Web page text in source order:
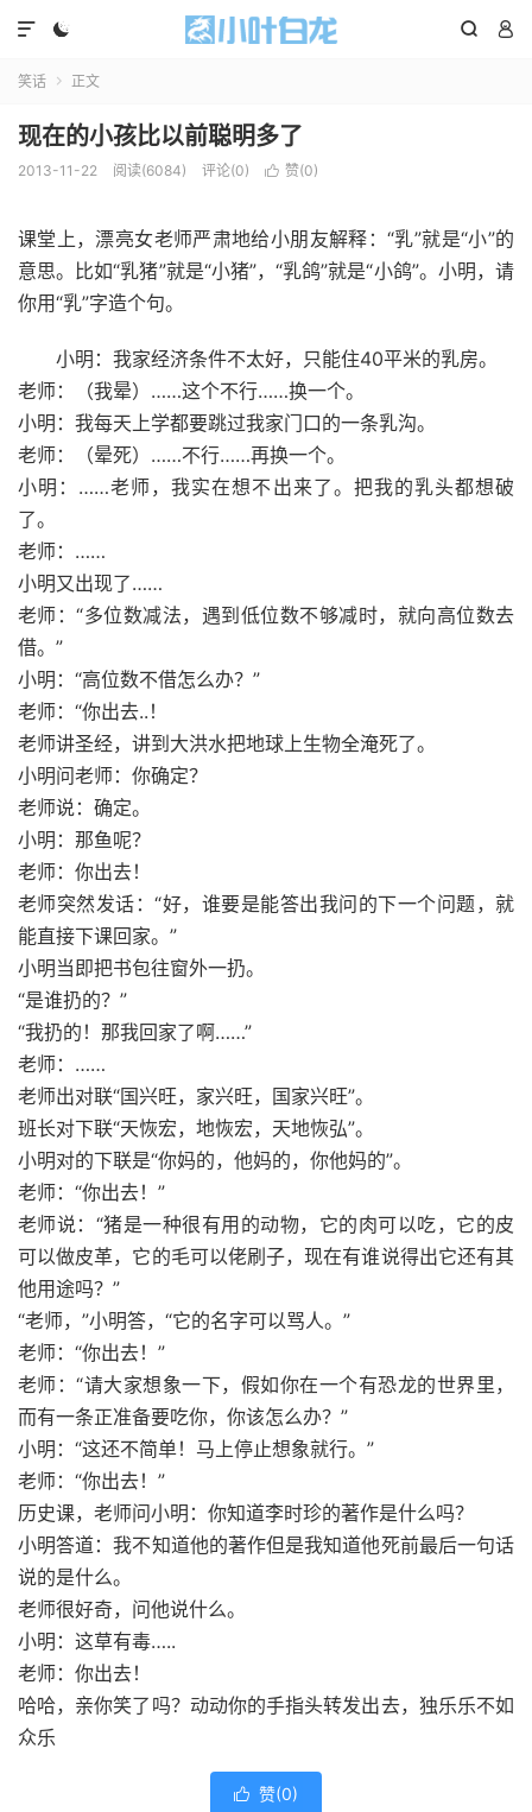
  

笑话  正文
现在的小孩比以前聪明多了
2013-11-22 阅读(6084) 评论(0)  赞(0)
课堂上，漂亮女老师严肃地给小朋友解释：“乳”就是“小”的
意思。比如“乳猪”就是“小猪”，“乳鸽”就是“小鸽”。小明，请
你用“乳”字造个句。
小明：我家经济条件不太好，只能住40平米的乳房。
老师：（我晕）……这个不行……换一个。
小明：我每天上学都要跳过我家门口的一条乳沟。
老师：（晕死）……不行……再换一个。
小明：……老师，我实在想不出来了。把我的乳头都想破
了。
老师：……
小明又出现了……
老师：“多位数减法，遇到低位数不够减时，就向高位数去
借。”
小明：“高位数不借怎么办？”
老师：“你出去..！
老师讲圣经，讲到大洪水把地球上生物全淹死了。
小明问老师：你确定？
老师说：确定。
小明：那鱼呢？
老师：你出去！
老师突然发话：“好，谁要是能答出我问的下一个问题，就
能直接下课回家。”
小明当即把书包往窗外一扔。
“是谁扔的？”
“我扔的！那我回家了啊……”
老师：……
老师出对联“国兴旺，家兴旺，国家兴旺”。
班长对下联“天恢宏，地恢宏，天地恢弘”。
小明对的下联是“你妈的，他妈的，你他妈的”。
老师：“你出去！”
老师说：“猪是一种很有用的动物，它的肉可以吃，它的皮
可以做皮革，它的毛可以佬刷子，现在有谁说得出它还有其
他用途吗？”
“老师，”小明答，“它的名字可以骂人。”
老师：“你出去！”
老师：“请大家想象一下，假如你在一个有恐龙的世界里，
而有一条正准备要吃你，你该怎么办？”
小明：“这还不简单！马上停止想象就行。”
老师：“你出去！”
历史课，老师问小明：你知道李时珍的著作是什么吗？
小明答道：我不知道他的著作但是我知道他死前最后一句话
说的是什么。
老师很好奇，问他说什么。
小明：这草有毒…..
老师：你出去！
哈哈，亲你笑了吗？动动你的手指头转发出去，独乐乐不如
众乐
 赞(0)